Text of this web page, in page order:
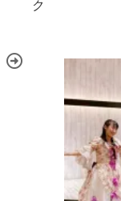
ク